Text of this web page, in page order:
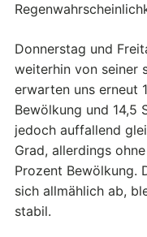
Donnerstag und
weiterhin von seiner
erwarten uns erneut
Bewölkung und 14,5
jedoch auffallend
Grad, allerdings
Prozent Bewölkung.
sich allmählich ab,
stabil.